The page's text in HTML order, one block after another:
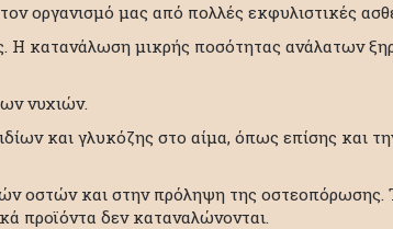
οργανισμό μας από πολλές εκφυλιστικές
Η κατανάλωση μικρής ποσότητας ανάλατων
νυχιών.
και γλυκόζης στο αίμα, όπως επίσης και
οστών και στην πρόληψη της
προϊόντα δεν καταναλώνονται.